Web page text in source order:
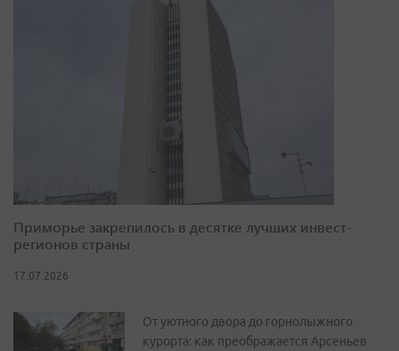
Приморье закрепилось в десятке лучших инвест-
регионов страны
17.07.2026
От уютного двора до горнолыжного
курорта: как преображается Арсеньев